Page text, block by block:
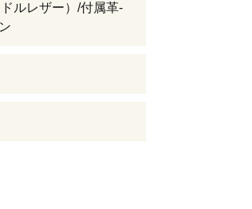
ルレザー）/付属革-